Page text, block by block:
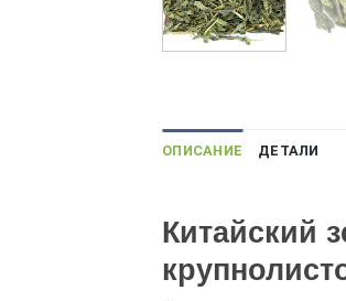
ОПИСАНИЕ ДЕТАЛИ
Китайский